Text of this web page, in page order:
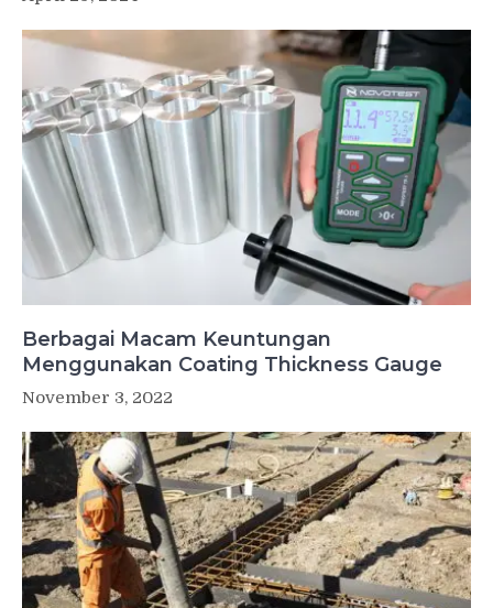
Berbagai Macam Keuntungan
Menggunakan Coating Thickness Gauge
November 3, 2022